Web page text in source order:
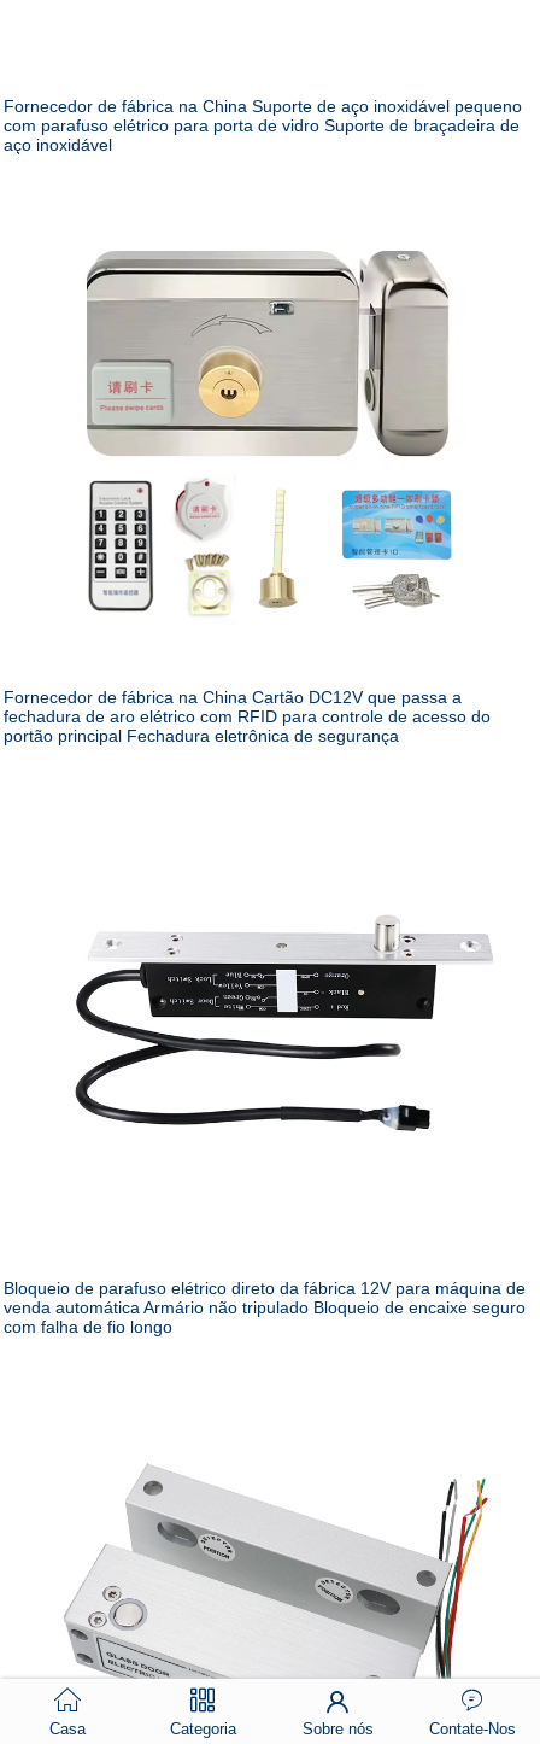
Fornecedor de fábrica na China Suporte de aço inoxidável pequeno
com parafuso elétrico para porta de vidro Suporte de braçadeira de
aço inoxidável
Fornecedor de fábrica na China Cartão DC12V que passa a
fechadura de aro elétrico com RFID para controle de acesso do
portão principal Fechadura eletrônica de segurança
Bloqueio de parafuso elétrico direto da fábrica 12V para máquina de
venda automática Armário não tripulado Bloqueio de encaixe seguro
com falha de fio longo
Casa Categoria Sobre nós Contate-Nos